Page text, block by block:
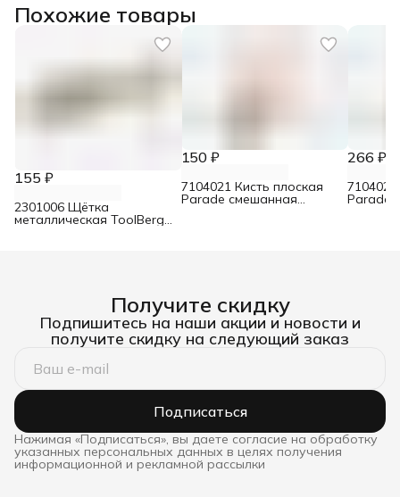
Похожие товары
155 ₽
2301006 Щётка
металлическая ToolBerg
150 ₽
7104021 Кисть плоская
Parade смешанная
266 ₽
Parade
Получите скидку
Подпишитесь на наши акции и новости и
получите скидку на следующий заказ
Подписаться
Нажимая «Подписаться», вы даете согласие на обработку
указанных персональных данных в целях получения
информационной и рекламной рассылки